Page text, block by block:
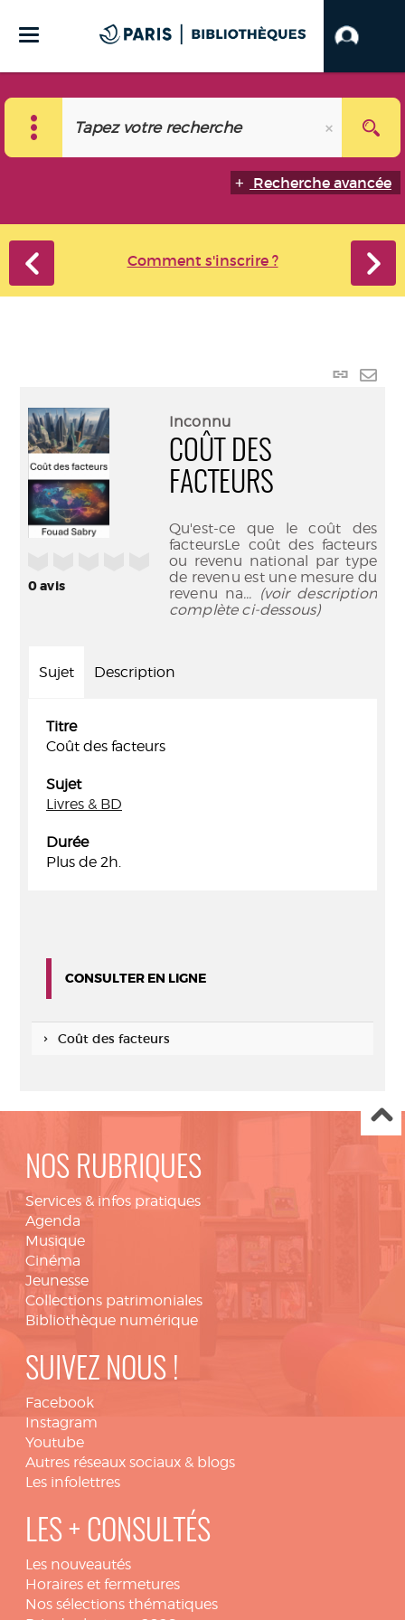
Recherche avancée
Comment s'inscrire ?
Lien
0avis
Inconnu
COÛT DES
FACTEURS
Qu'est-ce que le coût des
facteursLe coût des facteurs
ou revenu national par type
de revenu est une mesure du
revenu na... (voir description
complète ci-dessous)
Sujet Description
Titre
Coût des facteurs
Sujet
Livres & BD
Durée
Plus de 2h.
CONSULTER EN LIGNE
Coût des facteurs
NOS RUBRIQUES
Services & infos pratiques
Agenda
Musique
Cinéma
Jeunesse
Collections patrimoniales
Bibliothèque numérique
SUIVEZ NOUS !
Facebook
Instagram
Youtube
Autres réseaux sociaux & blogs
Les infolettres
LES + CONSULTÉS
Les nouveautés
Horaires et fermetures
Nos sélections thématiques